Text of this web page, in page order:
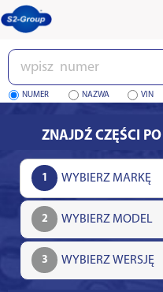
Wpisz
numer
NUMER NAZWA VIN
ZNAJDŹ CZĘŚCI
1
2
3